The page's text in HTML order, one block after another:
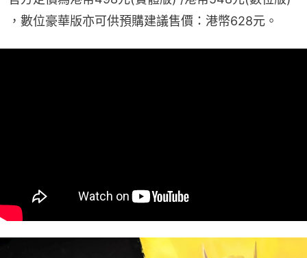
，數位豪華版亦可供預購建議售價：港幣628元。